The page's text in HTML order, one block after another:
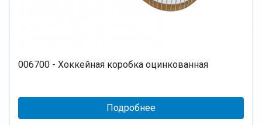
006700 - Хоккейная коробка оцинкованная
Подробнее